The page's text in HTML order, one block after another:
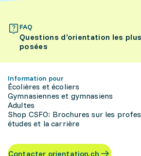
FAQ
Questions d’orientation les
posées
Information pour
Écolières et écoliers
Gymnasiennes et gymnasiens
Adultes
Shop CSFO: Brochures sur les
études et la carrière
Contacter orientation.ch